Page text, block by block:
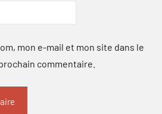
mon e-mail et mon site dans le
commentaire.